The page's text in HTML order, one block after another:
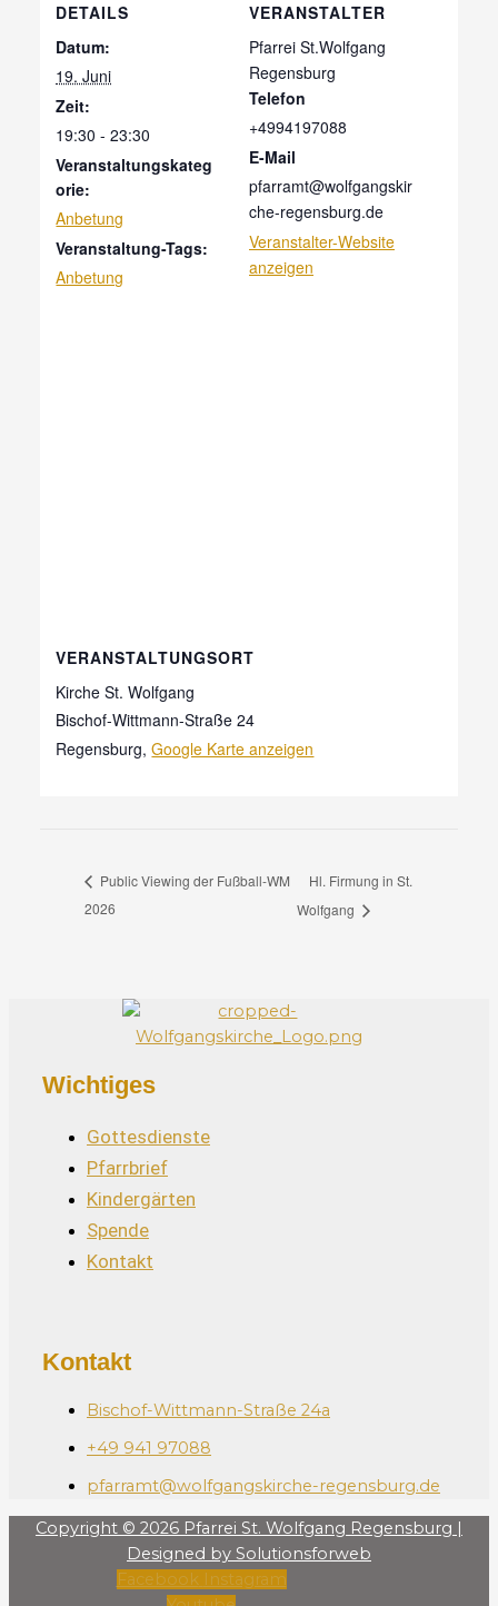
DETAILS
Datum:
19. Juni
Zeit:
19:30 - 23:30
Veranstaltungskateg
orie:
Anbetung
Veranstaltung-Tags:
Anbetung
VERANSTALTER
Pfarrei St.Wolfgang
Regensburg
Telefon
+4994197088
E-Mail
pfarramt@wolfgangskir
che-regensburg.de
Veranstalter-Website
anzeigen
VERANSTALTUNGSORT
Kirche St. Wolfgang
Bischof-Wittmann-Straße 24
Regensburg, Google Karte anzeigen
Public Viewing der Fußball-WM
2026
Hl. Firmung in St.
Wolfgang
Wichtiges
Gottesdienste
Pfarrbrief
Kindergärten
Spende
Kontakt
Kontakt
Bischof-Wittmann-Straße 24a
+49 941 97088
pfarramt@wolfgangskirche-regensburg.de
Copyright © 2026 Pfarrei St. Wolfgang Regensburg |
Designed by Solutionsforweb
Facebook Instagram